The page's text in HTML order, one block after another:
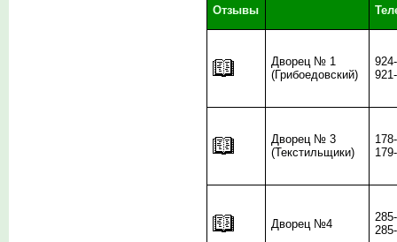
Отзывы
Дворец № 1
(Грибоедовский)
Дворец № 3
(Текстильщики)
Дворец №4